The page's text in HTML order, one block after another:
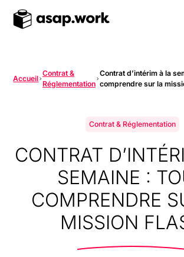
Accueil
Contrat &
Réglementation
Contrat d’intérim à la
comprendre sur la
Contrat & Réglementation
CONTRAT
SEMAINE :
COMPRENDRE
MISSION